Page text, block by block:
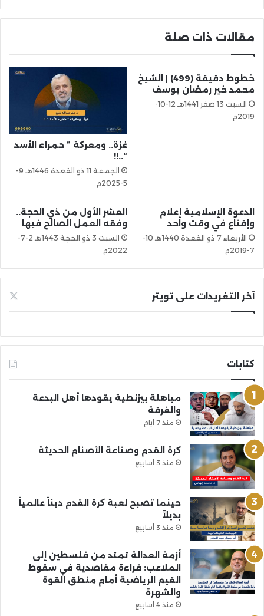
مقالات ذات صلة
خطوط دقيقة (499) | الشيخ
محمد خير رمضان يوسف
السبت 13 صفر 1441هـ 12-10-
2019م
غزة.. ومعركة ” حمراء الأسد
“..!!
الجمعة 11 ذو القعدة 1446هـ 9-
5-2025م
الدعوة الإسلامية إعلام
وإقناع في وقت واحد
الأربعاء 7 ذو القعدة 1440هـ 10-
7-2019م
العشر الأول من ذي الحجة..
وفقه العمل الصالح فيها
السبت 3 ذو الحجة 1443هـ 2-7-
2022م
آخر التغريدات على تويتر
كتابات
مباهلة بيزنطية يقودها أهل البدعة
والفرقة
منذ 7 أيام
كرة القدم وصناعة الأصنام الحديثة
منذ 3 أسابيع
حينما تصبح لعبة كرة القدم ديناً عالمياً
بديلاً
منذ 3 أسابيع
أزمة العدالة تمتد من فلسطين إلى
الملاعب: قراءة مقاصدية في سقوط
القيم الرياضية أمام منطق القوة
والشهرة
منذ 4 أسابيع